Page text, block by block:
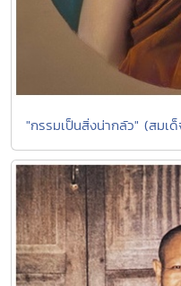
"กรรมเป็นสิ่งน่ากลัว" (สมเด็